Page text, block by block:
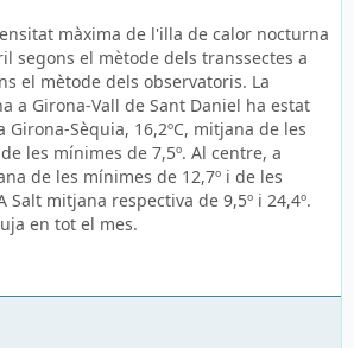
màxima de l'illa de calor nocturna
segons el mètode dels transsectes a
el mètode dels observatoris. La
a Girona-Vall de Sant Daniel ha estat
Sèquia, 16,2ºC, mitjana de les
les mínimes de 7,5º. Al centre, a
de les mínimes de 12,7º i de les
Salt mitjana respectiva de 9,5º i 24,4º.
en tot el mes.